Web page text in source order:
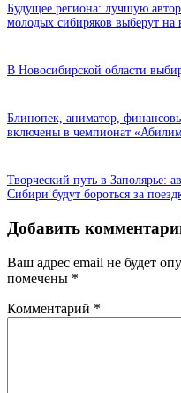
Будущее региона: лучшую
молодых сибиряков выберут
В Новосибирской области
Блинопек, аниматор,
включены в чемпионат
Творческий путь в Заполярье:
Сибири будут бороться за
Добавить
Ваш адрес email не будет
помечены *
Комментарий *